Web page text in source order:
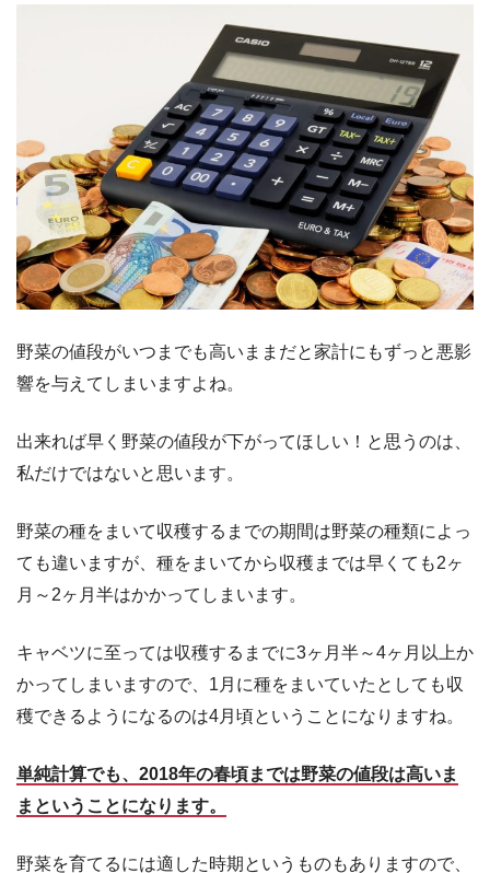
野菜の値段がいつまでも高いままだと家計にもずっと悪影
響を与えてしまいますよね。
出来れば早く野菜の値段が下がってほしい！と思うのは、
私だけではないと思います。
野菜の種をまいて収穫するまでの期間は野菜の種類によっ
ても違いますが、種をまいてから収穫までは早くても2ヶ
月～2ヶ月半はかかってしまいます。
キャベツに至っては収穫するまでに3ヶ月半～4ヶ月以上か
かってしまいますので、1月に種をまいていたとしても収
穫できるようになるのは4月頃ということになりますね。
単純計算でも、2018年の春頃までは野菜の値段は高いま
まということになります。
野菜を育てるには適した時期というものもありますので、